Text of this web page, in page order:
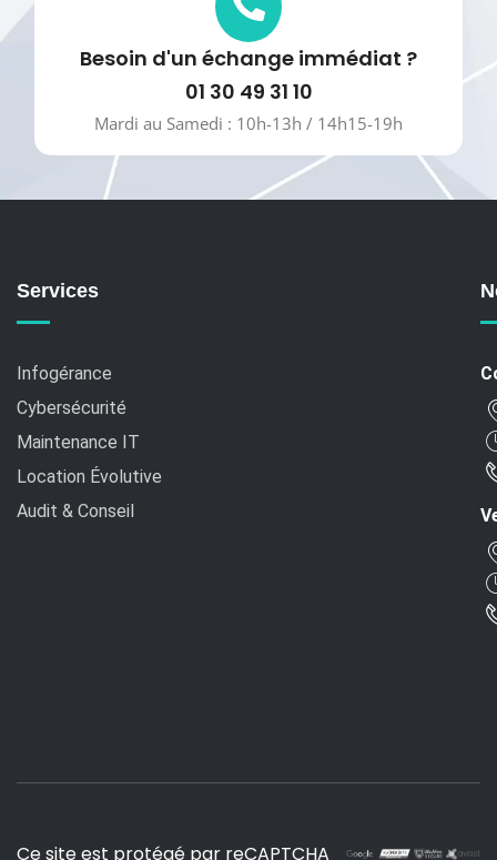
Besoin d'un échange immédiat ?
01 30 49 31 10
Mardi au Samedi : 10h-13h / 14h15-19h
Services
Infogérance
Cybersécurité
Maintenance IT
Location Évolutive
Audit & Conseil
Ce site est protégé par reCAPTCHA